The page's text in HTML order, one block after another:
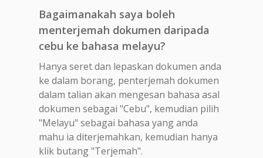
Bagaimanakah saya boleh
menterjemah dokumen daripada
cebu ke bahasa melayu?
Hanya seret dan lepaskan dokumen anda
ke dalam borang, penterjemah dokumen
dalam talian akan mengesan bahasa asal
dokumen sebagai "Cebu", kemudian pilih
"Melayu" sebagai bahasa yang anda
mahu ia diterjemahkan, kemudian hanya
klik butang "Terjemah".